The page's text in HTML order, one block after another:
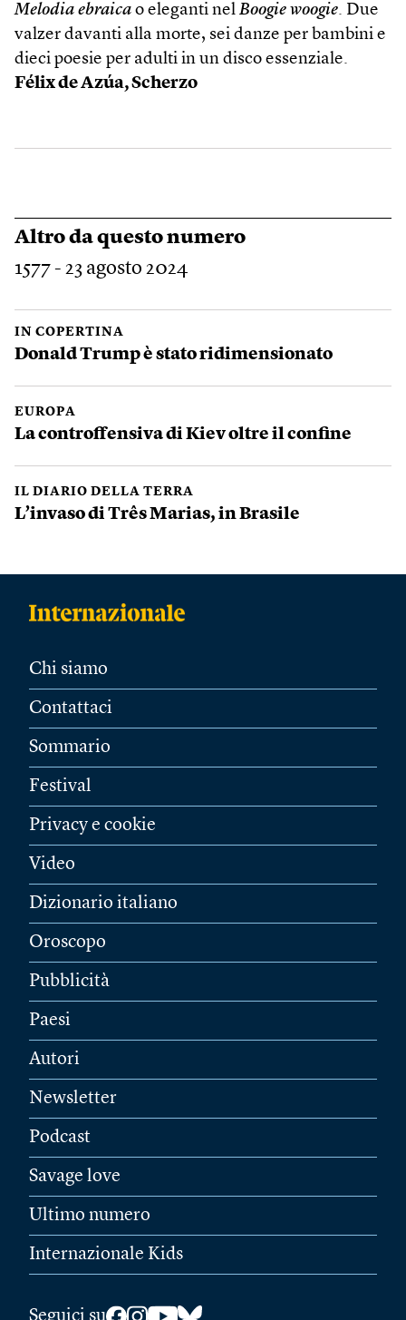
Melodia ebraica o eleganti nel Boogie woogie. Due
valzer davanti alla morte, sei danze per bambini e
dieci poesie per adulti in un disco essenziale.
Félix de Azúa, Scherzo
Altro da questo numero
1577 - 23 agosto 2024
IN COPERTINA
Donald Trump è stato ridimensionato
EUROPA
La controffensiva di Kiev oltre il confine
IL DIARIO DELLA TERRA
L’invaso di Três Marias, in Brasile
Chi siamo
Contattaci
Sommario
Festival
Privacy e cookie
Video
Dizionario italiano
Oroscopo
Pubblicità
Paesi
Autori
Newsletter
Podcast
Savage love
Ultimo numero
Internazionale Kids
Seguici su